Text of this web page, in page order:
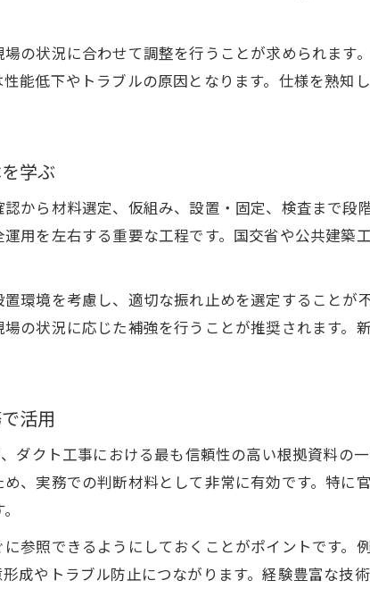
ダクト工事で重要な振れ止め・支持の最新知
公共仕様を踏まえたダクト勾配基準のポイン
ダクト工事現場でのチャンバーとダクト判断
チャンバー・ダクトの納まりと施工基準の違
チャンバーとダクト工事で注意すべき基準差
根拠を押さえたダクト工事の判断術
ダクト工事の板厚基準を重視した判断ポイン
ダクト工事で納まりを意識した適正判断術
の状況に合わせて調整を行うことが求められます
能低下やトラブルの原因となります。仕様を熟知
学ぶ
から材料選定、仮組み、設置・固定、検査まで段
用を左右する重要な工程です。国交省や公共建築
環境を考慮し、適切な振れ止めを選定することが
の状況に応じた補強を行うことが推奨されます。
活用
ダクト工事における最も信頼性の高い根拠資料の
、実務での判断材料として非常に有効です。特に
参照できるようにしておくことがポイントです。
成やトラブル防止につながります。経験豊富な技